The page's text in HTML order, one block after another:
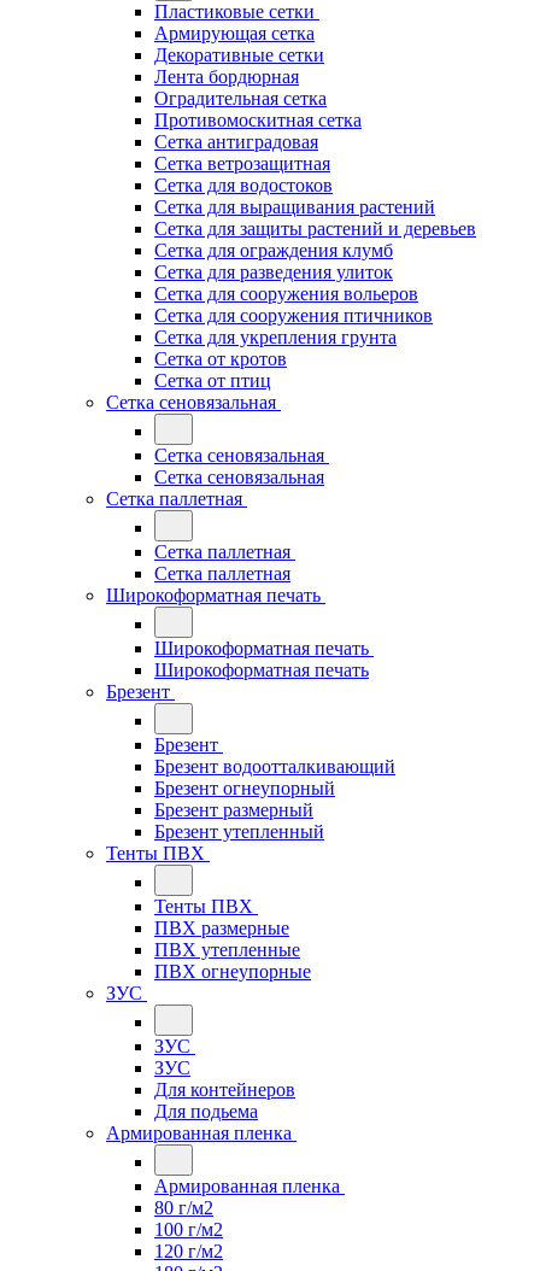
Пластиковые сетки
Армирующая сетка
Декоративные сетки
Лента бордюрная
Оградительная сетка
Противомоскитная сетка
Сетка антиградовая
Сетка ветрозащитная
Сетка для водостоков
Сетка для выращивания растений
Сетка для защиты растений и деревьев
Сетка для ограждения клумб
Сетка для разведения улиток
Сетка для сооружения вольеров
Сетка для сооружения птичников
Сетка для укрепления грунта
Сетка от кротов
Сетка от птиц
Сетка сеновязальная
Сетка сеновязальная
Сетка сеновязальная
Сетка паллетная
Сетка паллетная
Сетка паллетная
Широкоформатная печать
Широкоформатная печать
Широкоформатная печать
Брезент
Брезент
Брезент водоотталкивающий
Брезент огнеупорный
Брезент размерный
Брезент утепленный
Тенты ПВХ
Тенты ПВХ
ПВХ размерные
ПВХ утепленные
ПВХ огнеупорные
ЗУС
ЗУС
ЗУС
Для контейнеров
Для подьема
Армированная пленка
Армированная пленка
80 г/м2
100 г/м2
120 г/м2